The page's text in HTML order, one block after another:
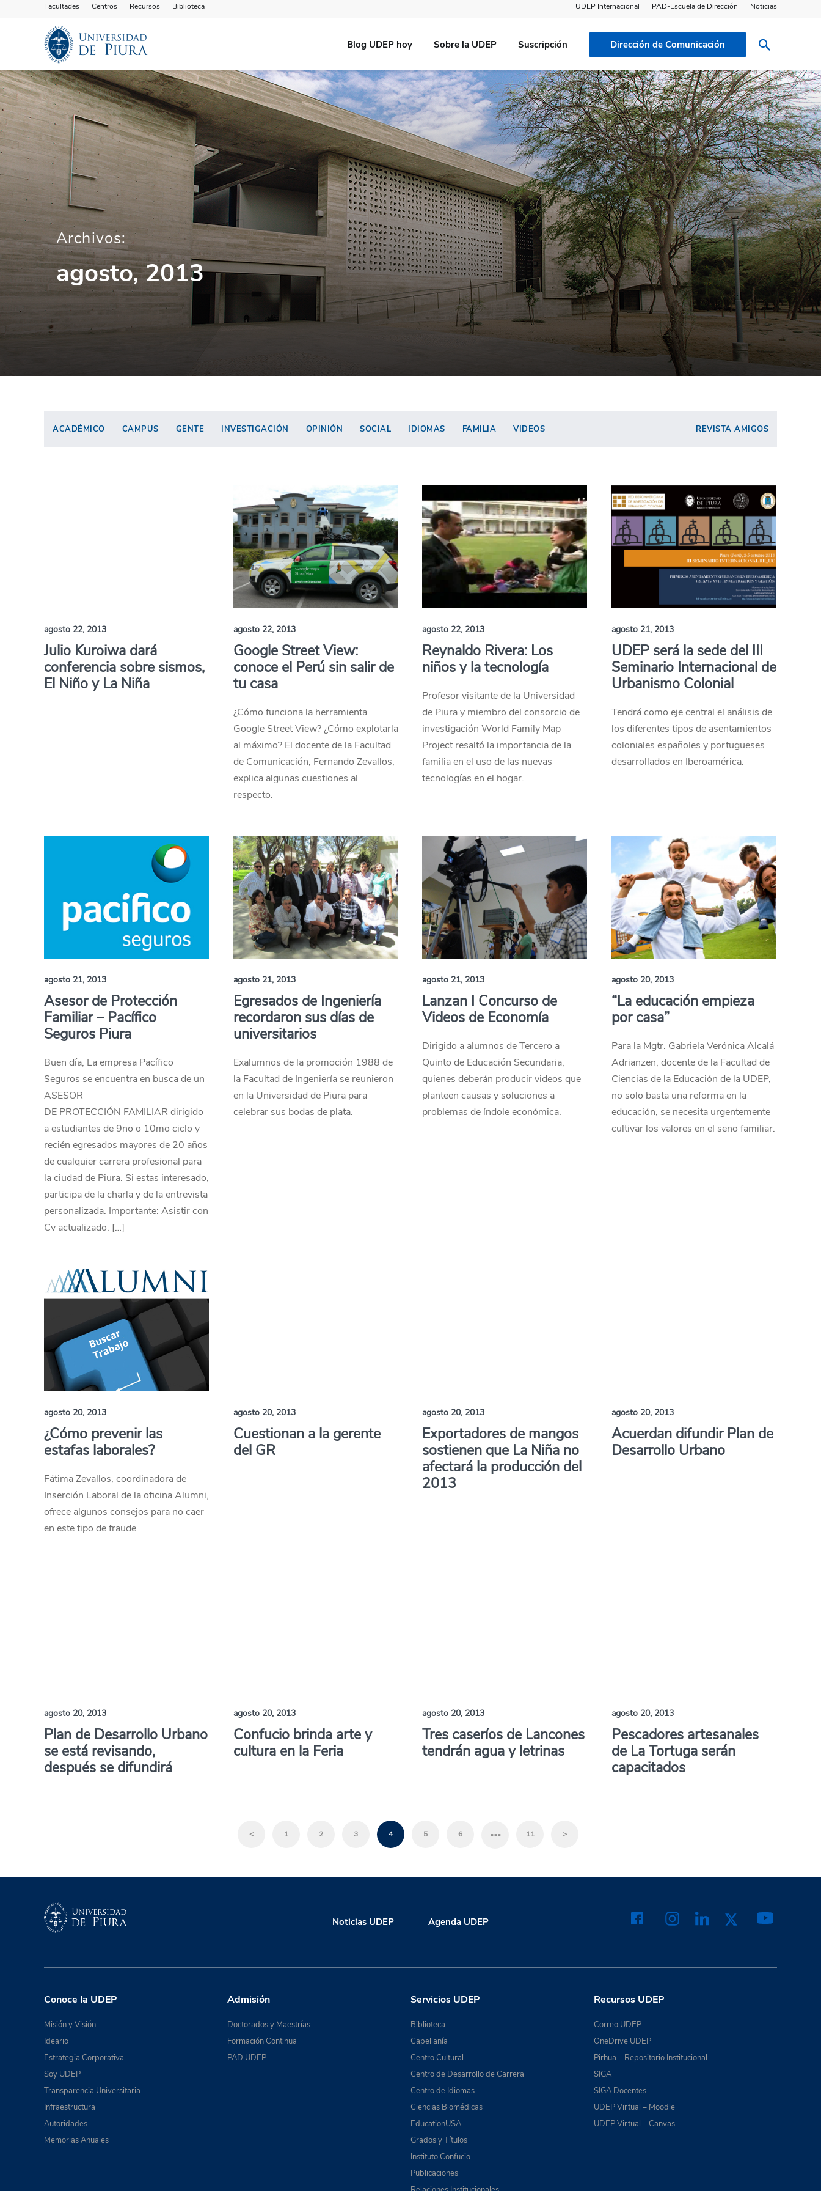
Facultades Centros Recursos Biblioteca UDEP Internacional PAD-Escuela de Dirección Noticias
Blog UDEP hoy Sobre la UDEP Suscripción Dirección de Comunicación
Archivos:
agosto, 2013
ACADÉMICO CAMPUS GENTE INVESTIGACIÓN OPINIÓN SOCIAL IDIOMAS FAMILIA VIDEOS REVISTA AMIGOS
agosto 22, 2013
Julio Kuroiwa dará
conferencia sobre sismos,
El Niño y La Niña
agosto 22, 2013
Google Street View:
conoce el Perú sin salir de
tu casa
¿Cómo funciona la herramienta
Google Street View? ¿Cómo explotarla
al máximo? El docente de la Facultad
de Comunicación, Fernando Zevallos,
explica algunas cuestiones al
respecto.
agosto 22, 2013
Reynaldo Rivera: Los
niños y la tecnología
Profesor visitante de la Universidad
de Piura y miembro del consorcio de
investigación World Family Map
Project resaltó la importancia de la
familia en el uso de las nuevas
tecnologías en el hogar.
agosto 21, 2013
UDEP será la sede del III
Seminario Internacional de
Urbanismo Colonial
Tendrá como eje central el análisis de
los diferentes tipos de asentamientos
coloniales españoles y portugueses
desarrollados en Iberoamérica.
agosto 21, 2013
Asesor de Protección
Familiar – Pacífico
Seguros Piura
Buen día, La empresa Pacífico
Seguros se encuentra en busca de un
ASESOR
DE PROTECCIÓN FAMILIAR dirigido
a estudiantes de 9no o 10mo ciclo y
recién egresados mayores de 20 años
de cualquier carrera profesional para
la ciudad de Piura. Si estas interesado,
participa de la charla y de la entrevista
personalizada. Importante: Asistir con
Cv actualizado. […]
agosto 21, 2013
Egresados de Ingeniería
recordaron sus días de
universitarios
Exalumnos de la promoción 1988 de
la Facultad de Ingeniería se reunieron
en la Universidad de Piura para
celebrar sus bodas de plata.
agosto 21, 2013
Lanzan I Concurso de
Videos de Economía
Dirigido a alumnos de Tercero a
Quinto de Educación Secundaria,
quienes deberán producir videos que
planteen causas y soluciones a
problemas de índole económica.
agosto 20, 2013
“La educación empieza
por casa”
Para la Mgtr. Gabriela Verónica Alcalá
Adrianzen, docente de la Facultad de
Ciencias de la Educación de la UDEP,
no solo basta una reforma en la
educación, se necesita urgentemente
cultivar los valores en el seno familiar.
agosto 20, 2013
¿Cómo prevenir las
estafas laborales?
Fátima Zevallos, coordinadora de
Inserción Laboral de la oficina Alumni,
ofrece algunos consejos para no caer
en este tipo de fraude
agosto 20, 2013
Cuestionan a la gerente
del GR
agosto 20, 2013
Exportadores de mangos
sostienen que La Niña no
afectará la producción del
2013
agosto 20, 2013
Acuerdan difundir Plan de
Desarrollo Urbano
agosto 20, 2013
Plan de Desarrollo Urbano
se está revisando,
después se difundirá
agosto 20, 2013
Confucio brinda arte y
cultura en la Feria
agosto 20, 2013
Tres caseríos de Lancones
tendrán agua y letrinas
agosto 20, 2013
Pescadores artesanales
de La Tortuga serán
capacitados
< 1 2 3 4 5 6 … 11 >
Noticias UDEP Agenda UDEP
Conoce la UDEP
Misión y Visión
Ideario
Estrategia Corporativa
Soy UDEP
Transparencia Universitaria
Infraestructura
Autoridades
Memorias Anuales
Admisión
Doctorados y Maestrías
Formación Continua
PAD UDEP
Servicios UDEP
Biblioteca
Capellanía
Centro Cultural
Centro de Desarrollo de Carrera
Centro de Idiomas
Ciencias Biomédicas
EducationUSA
Grados y Títulos
Instituto Confucio
Publicaciones
Recursos UDEP
Correo UDEP
OneDrive UDEP
Pirhua – Repositorio Institucional
SIGA
SIGA Docentes
UDEP Virtual – Moodle
UDEP Virtual – Canvas